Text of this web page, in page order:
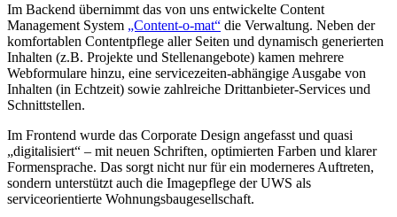
Im Backend übernimmt das von uns entwickelte Content
Management System „Content-o-mat“ die Verwaltung. Neben der
komfortablen Contentpflege aller Seiten und dynamisch generierten
Inhalten (z.B. Projekte und Stellenangebote) kamen mehrere
Webformulare hinzu, eine servicezeiten-abhängige Ausgabe von
Inhalten (in Echtzeit) sowie zahlreiche Drittanbieter-Services und
Schnittstellen.
Im Frontend wurde das Corporate Design angefasst und quasi
„digitalisiert“ – mit neuen Schriften, optimierten Farben und klarer
Formensprache. Das sorgt nicht nur für ein moderneres Auftreten,
sondern unterstützt auch die Imagepflege der UWS als
serviceorientierte Wohnungsbaugesellschaft.